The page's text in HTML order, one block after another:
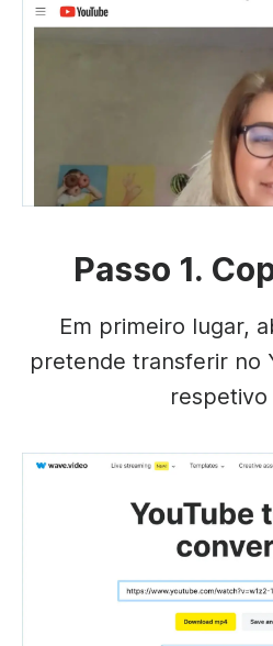
Passo 1.
Em primeiro lugar,
pretende transferir no
respetivo